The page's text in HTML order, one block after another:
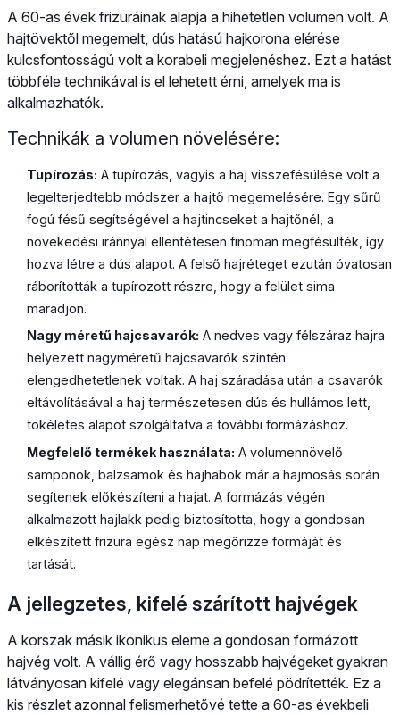
A 60-as évek frizuráinak alapja a hihetetlen volumen volt. A
hajtövektől megemelt, dús hatású hajkorona elérése
kulcsfontosságú volt a korabeli megjelenéshez. Ezt a hatást
többféle technikával is el lehetett érni, amelyek ma is
alkalmazhatók.
Technikák a volumen növelésére:
Tupírozás: A tupírozás, vagyis a haj visszefésülése volt a
legelterjedtebb módszer a hajtő megemelésére. Egy sűrű
fogú fésű segítségével a hajtincseket a hajtőnél, a
növekedési iránnyal ellentétesen finoman megfésülték, így
hozva létre a dús alapot. A felső hajréteget ezután óvatosan
ráborították a tupírozott részre, hogy a felület sima
maradjon.
Nagy méretű hajcsavarók: A nedves vagy félszáraz hajra
helyezett nagyméretű hajcsavarók szintén
elengedhetetlenek voltak. A haj száradása után a csavarók
eltávolításával a haj természetesen dús és hullámos lett,
tökéletes alapot szolgáltatva a további formázáshoz.
Megfelelő termékek használata: A volumennövelő
samponok, balzsamok és hajhabok már a hajmosás során
segítenek előkészíteni a hajat. A formázás végén
alkalmazott hajlakk pedig biztosította, hogy a gondosan
elkészített frizura egész nap megőrizze formáját és
tartását.
A jellegzetes, kifelé szárított hajvégek
A korszak másik ikonikus eleme a gondosan formázott
hajvég volt. A vállig érő vagy hosszabb hajvégeket gyakran
látványosan kifelé vagy elegánsan befelé pödrítették. Ez a
kis részlet azonnal felismerhetővé tette a 60-as évekbeli